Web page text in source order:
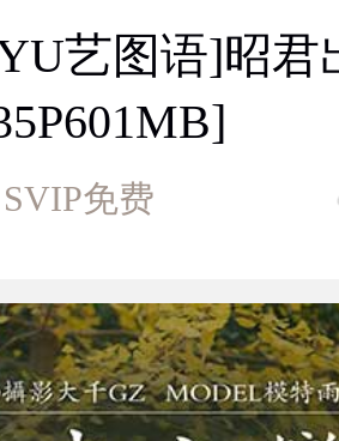
艺图语]昭君
SVIP免费